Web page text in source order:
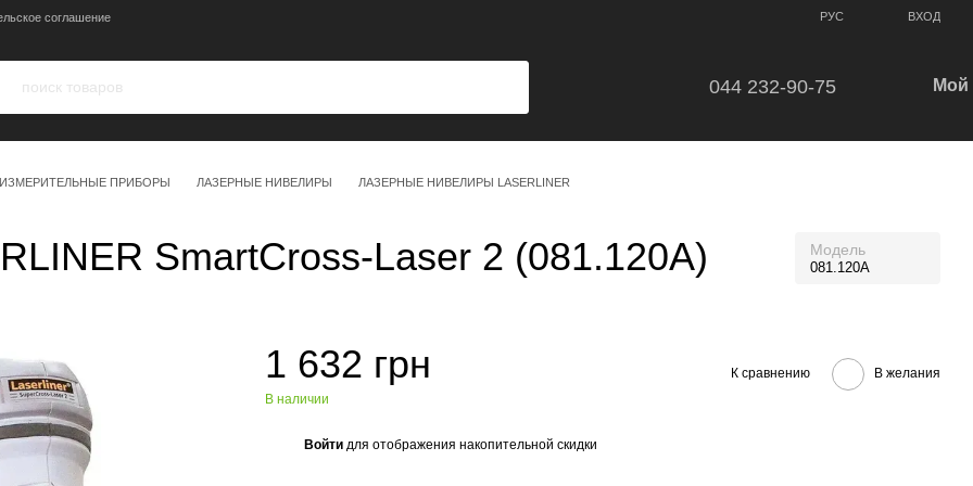
соглашение РУС ВХОД
044 232-90-75 Мой
ИЗМЕРИТЕЛЬНЫЕ ПРИБОРЫ ЛАЗЕРНЫЕ НИВЕЛИРЫ
ЛАЗЕРНЫЕ НИВЕЛИРЫ LASERLINER
SmartCross-Laser 2 (081.120А) Модель
081.120А
1 632 грн
В наличии
К сравнению В желания
Войти для отображения накопительной скидки